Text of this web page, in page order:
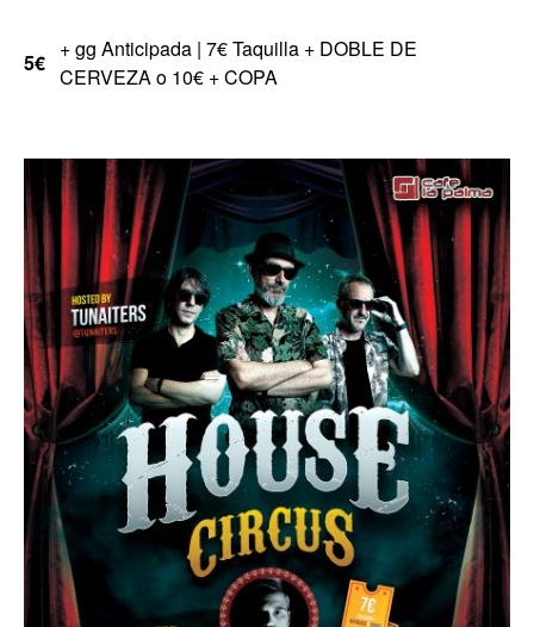
5€
+ gg Anticipada | 7€ Taquilla + DOBLE DE
CERVEZA o 10€ + COPA